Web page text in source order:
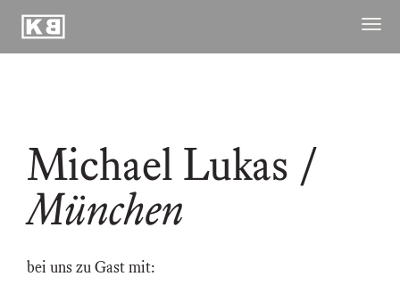
Menü
Kunstraum
Braugasse
Michael Lukas /
München
bei uns zu Gast mit: